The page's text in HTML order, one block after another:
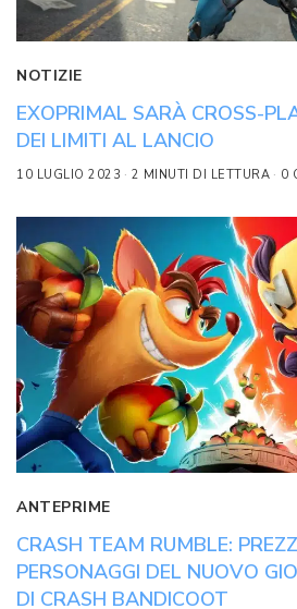
NOTIZIE
EXOPRIMAL SARÀ CROSS-
DEI LIMITI AL LANCIO
10 LUGLIO 2023 2 MINUTI DI LETTURA 0
ANTEPRIME
CRASH TEAM RUMBLE:
PERSONAGGI DEL NUOVO
DI CRASH BANDICOOT